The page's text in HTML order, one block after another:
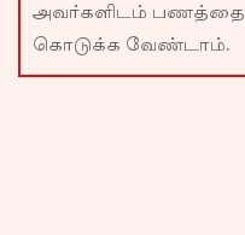
அவர்களிடம் பணத்தை
கொடுக்க வேண்டாம்.